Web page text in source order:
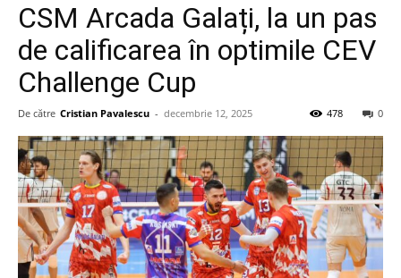
CSM Arcada Galați, la un pas
de calificarea în optimile CEV
Challenge Cup
De către Cristian Pavalescu - decembrie 12, 2025 0
478